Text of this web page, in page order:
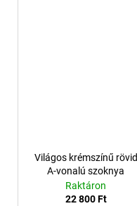
Világos krémszínű rövid
A-vonalú szoknya
Raktáron
22 800 Ft